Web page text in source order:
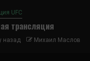
UFC
трансляция
назад Михаил Маслов